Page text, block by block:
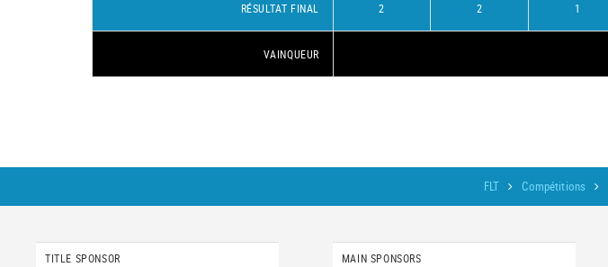
RÉSULTAT FINAL 2 2 1
VAINQUEUR
FLT Compétitions
TITLE SPONSOR MAIN SPONSORS